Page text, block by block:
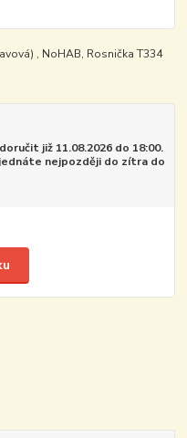
, NoHAB, Rosnička T334
již 11.08.2026 do 18:00.
nejpozději do zítra do